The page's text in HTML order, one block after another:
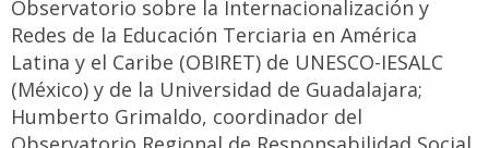
Observatorio sobre la Internacionalización y
Redes de la Educación Terciaria en América
Latina y el Caribe (OBIRET) de UNESCO-IESALC
(México) y de la Universidad de Guadalajara;
Humberto Grimaldo, coordinador del